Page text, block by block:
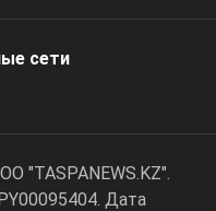
cети
"TASPANEWS.KZ".
Дата